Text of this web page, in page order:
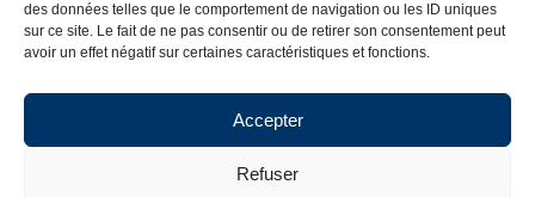
des données telles que le comportement de navigation ou les ID uniques
sur ce site. Le fait de ne pas consentir ou de retirer son consentement peut
avoir un effet négatif sur certaines caractéristiques et fonctions.
Accepter
Refuser
Politique de cookies (UE)
Actualités Régionales